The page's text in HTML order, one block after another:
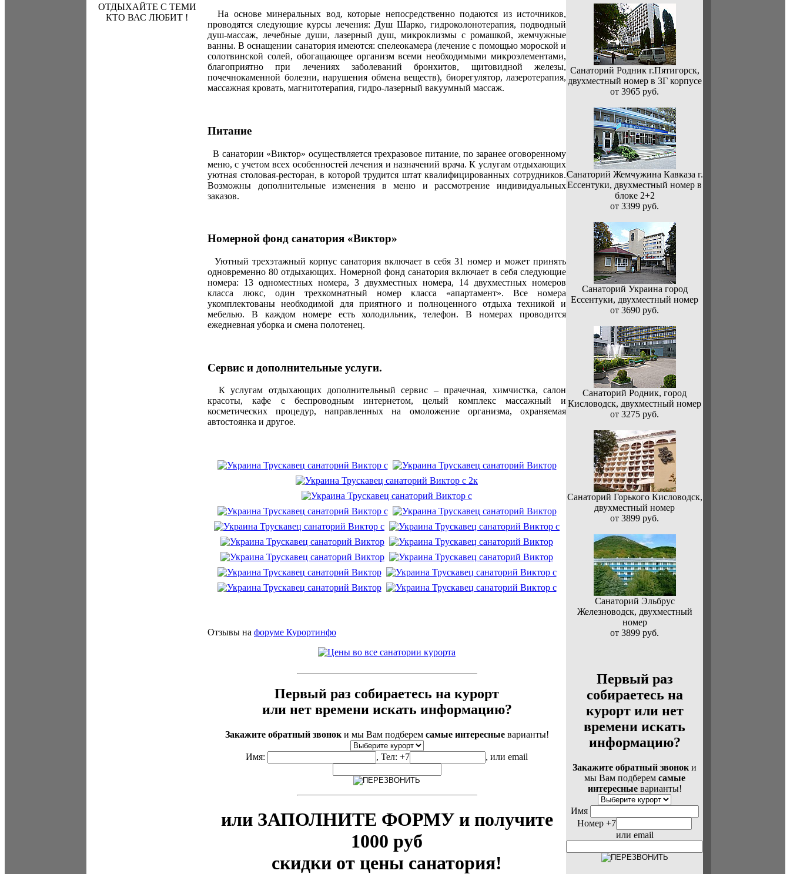
ОТДЫХАЙТЕ С ТЕМИ
КТО ВАС ЛЮБИТ !
На основе минеральных вод, которые непосредственно подаются из источников,
проводятся следующие курсы лечения: Душ Шарко, гидроколонотерапия, подводный
душ-массаж, лечебные души, лазерный душ, микроклизмы с ромашкой, жемчужные
ванны. В оснащении санатория имеются: спелеокамера (лечение с помощью мороской и
солотвинской солей, обогащающее организм всеми необходимыми микроэлементами,
благоприятно при лечениях заболеваний бронхитов, щитовидной железы,
почечнокаменной болезни, нарушения обмена веществ), биорегулятор, лазеротерапия,
массажная кровать, магнитотерапия, гидро-лазерный вакуумный массаж.
Питание
В санатории «Виктор» осуществляется трехразовое питание, по заранее оговоренному
меню, с учетом всех особенностей лечения и назначений врача. К услугам отдыхающих
уютная столовая-ресторан, в которой трудится штат квалифицированных сотрудников.
Возможны дополнительные изменения в меню и рассмотрение индивидуальных
заказов.
Номерной фонд санатория «Виктор»
Уютный трехэтажный корпус санатория включает в себя 31 номер и может принять
одновременно 80 отдыхающих. Номерной фонд санатория включает в себя следующие
номера: 13 одноместных номера, 3 двухместных номера, 14 двухместных номеров
класса люкс, один трехкомнатный номер класса «апартамент». Все номера
укомплектованы необходимой для приятного и полноценного отдыха техникой и
мебелью. В каждом номере есть холодильник, телефон. В номерах проводится
ежедневная уборка и смена полотенец.
Сервис и дополнительные услуги.
К услугам отдыхающих дополнительный сервис – прачечная, химчистка, салон
красоты, кафе с беспроводным интернетом, целый комплекс массажный и
косметических процедур, направленных на омоложение организма, охраняемая
автостоянка и другое.
Отзывы на форуме Курортинфо
Первый раз собираетесь на курорт
или нет времени искать информацию?
Закажите обратный звоноки мы Вам подберем самые интересныеварианты!
Имя: , Тел: +7 , или email
или ЗАПОЛНИТЕ ФОРМУ и получите
1000 руб
скидки от цены санатория!
Санаторий Родник г.Пятигорск,
двухместный номер в 3Г корпусе
от 3965 руб.
Санаторий Жемчужина Кавказа г.
Ессентуки, двухместный номер в
блоке 2+2
от 3399 руб.
Санаторий Украина город
Ессентуки, двухместный номер
от 3690 руб.
Санаторий Родник, город
Кисловодск, двухместный номер
от 3275 руб.
Санаторий Горького Кисловодск,
двухместный номер
от 3899 руб.
Санаторий Эльбрус
Железноводск, двухместный
номер
от 3899 руб.
Первый раз
собираетесь на
курорт или нет
времени искать
информацию?
Закажите обратный звонок и
мы Вам подберем самые
интересныеварианты!
Имя
Номер +7
или email